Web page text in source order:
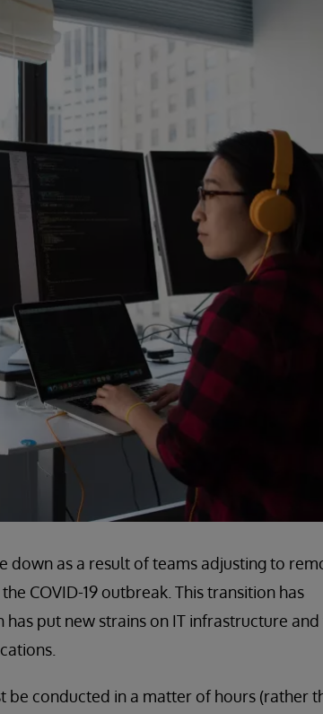
down as a result of teams adjusting to
COVID-19 outbreak. This transition has
put new strains on IT infrastructure and
conducted in a matter of hours (rather